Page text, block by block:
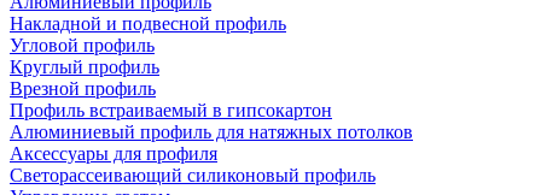
Накладной и подвесной профиль
Угловой профиль
Круглый профиль
Врезной профиль
Профиль встраиваемый в гипсокартон
Алюминиевый профиль для натяжных потолков
Аксессуары для профиля
Светорассеивающий силиконовый профиль